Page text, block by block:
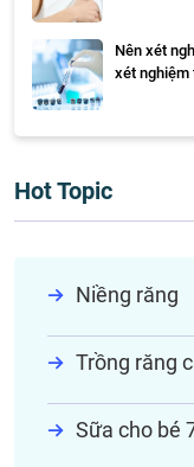
Nên xét
xét nghiệm
Hot Topic
Niềng răng
Trồng răng
Sữa cho bé